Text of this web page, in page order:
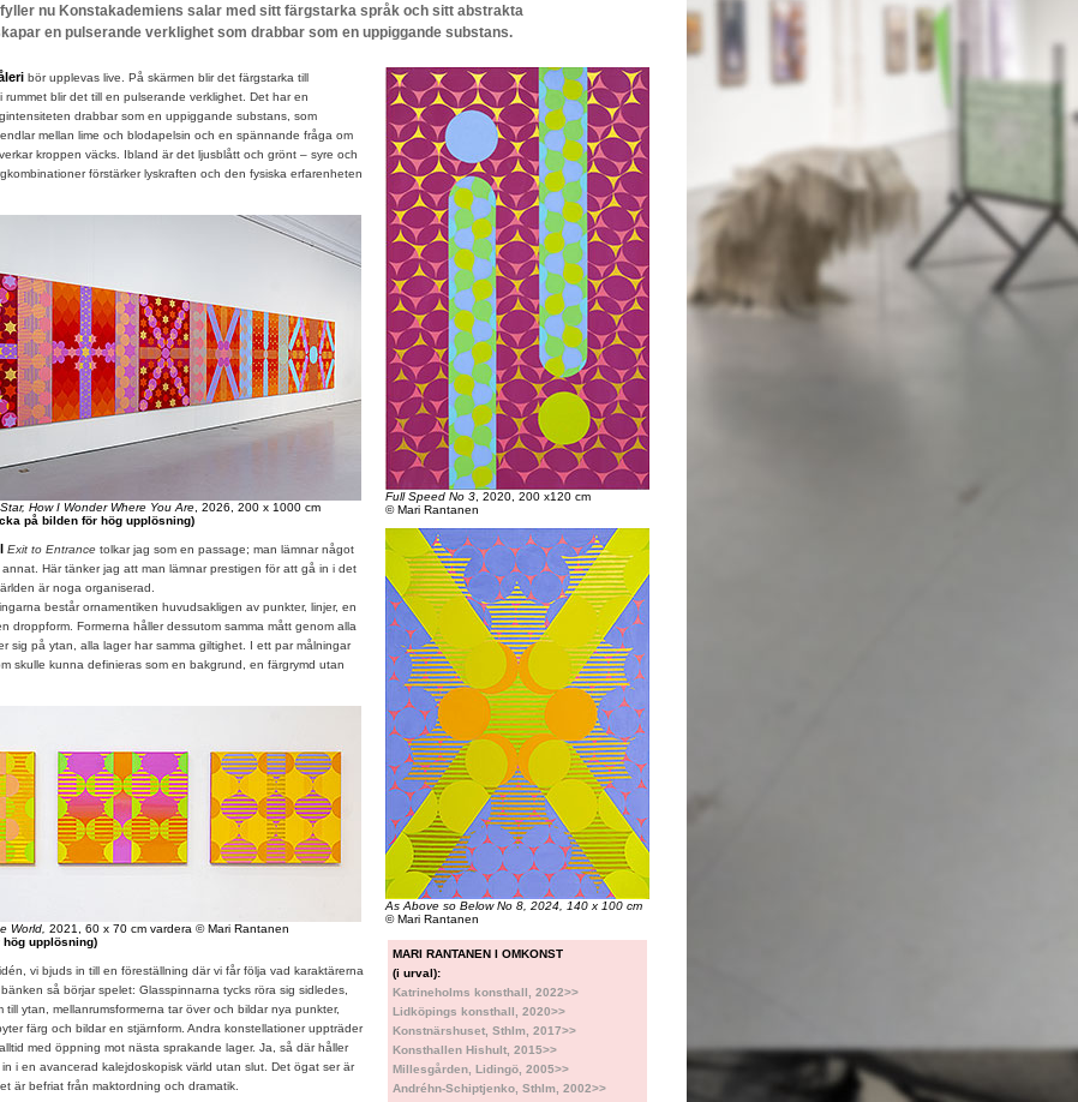
fyller nu Konstakademiens salar med sitt färgstarka språk och sitt abstrakta
en pulserande verklighet som drabbar som en uppiggande substans.
bör upplevas live. På skärmen blir det färgstarka till
rummet blir det till en pulserande verklighet. Det har en
drabbar som en uppiggande substans, som
mellan lime och blodapelsin och en spännande fråga om
kroppen väcks. Ibland är det ljusblått och grönt – syre och
förstärker lyskraften och den fysiska erfarenheten
How I Wonder Where You Are , 2026, 200 x 1000 cm
på bilden för hög upplösning)
Exit to Entrance tolkar jag som en passage; man lämnar något
Här tänker jag att man lämnar prestigen för att gå in i det
är noga organiserad.
består ornamentiken huvudsakligen av punkter, linjer, en
droppform. Formerna håller dessutom samma mått genom alla
sig på ytan, alla lager har samma giltighet. I ett par målningar
skulle kunna definieras som en bakgrund, en färgrymd utan
World, 2021, 60 x 70 cm vardera © Mari Rantanen
upplösning)
vi bjuds in till en föreställning där vi får följa vad karaktärerna
så börjar spelet: Glasspinnarna tycks röra sig sidledes,
till ytan, mellanrumsformerna tar över och bildar nya punkter,
färg och bildar en stjärnform. Andra konstellationer uppträder
med öppning mot nästa sprakande lager. Ja, så där håller
i en avancerad kalejdoskopisk värld utan slut. Det ögat ser är
är befriat från maktordning och dramatik.
Full Speed No 3 , 2020, 200 x120 cm
© Mari Rantanen
As Above so Below No 8, 2024, 140 x 100 cm
© Mari Rantanen
MARI RANTANEN I OMKONST
(i urval):
Katrineholms konsthall, 2022>>
Lidköpings konsthall, 2020>>
Konstnärshuset, Sthlm, 2017>>
Konsthallen Hishult, 2015>>
Millesgården, Lidingö, 2005>>
Andréhn-Schiptjenko, Sthlm, 2002>>